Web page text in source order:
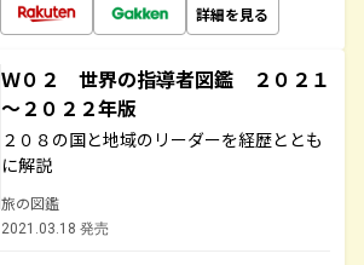
詳細を見る
Ｗ０２ 世界の指導者図鑑 ２０２１
～２０２２年版
２０８の国と地域のリーダーを経歴ととも
に解説
旅の図鑑
2021.03.18 発売